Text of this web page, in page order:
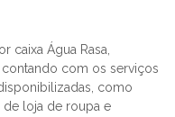
caixa Água Rasa,
com os serviços
como
de loja de roupa e